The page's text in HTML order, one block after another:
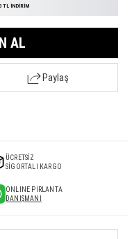
TL İNDİRİM
AL
Paylaş
ÜCRETSİZ
SİGORTALI KARGO
ONLINE PIRLANTA
DANIŞMANI